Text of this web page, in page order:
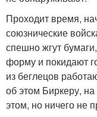
Проходит время,
союзнические
спешно жгут
форму и покидают
из беглецов
об этом Биркеру, на
этом, но ничего не